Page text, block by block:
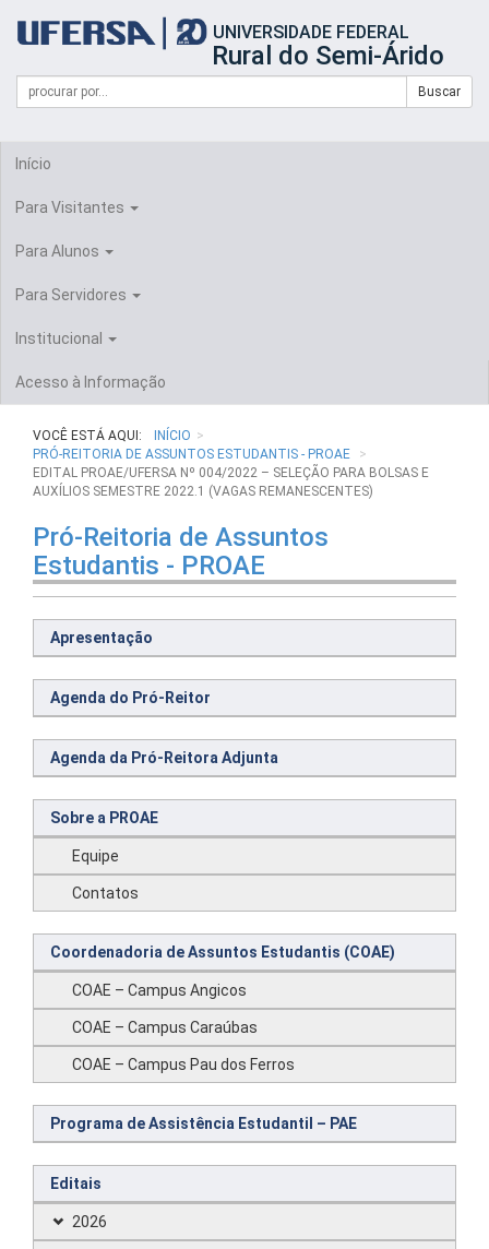
portal
UFERSA
UNIVERSIDADE FEDERAL
Rural do Semi-Árido
Formulário
Busca
Campo
de
Buscar
Início
Para Visitantes
Para Alunos
Para Servidores
Institucional
Acesso à Informação
VOCÊ ESTÁ AQUI:
INÍCIO
PRÓ-REITORIA DE ASSUNTOS ESTUDANTIS - PROAE
EDITAL PROAE/UFERSA Nº 004/2022 – SELEÇÃO PARA BOLSAS E
AUXÍLIOS SEMESTRE 2022.1 (VAGAS REMANESCENTES)
Pró-Reitoria de Assuntos
Estudantis - PROAE
Apresentação
Agenda do Pró-Reitor
Agenda da Pró-Reitora Adjunta
Sobre a PROAE
Equipe
Contatos
Coordenadoria de Assuntos Estudantis (COAE)
COAE – Campus Angicos
COAE – Campus Caraúbas
COAE – Campus Pau dos Ferros
Programa de Assistência Estudantil – PAE
Editais
2026